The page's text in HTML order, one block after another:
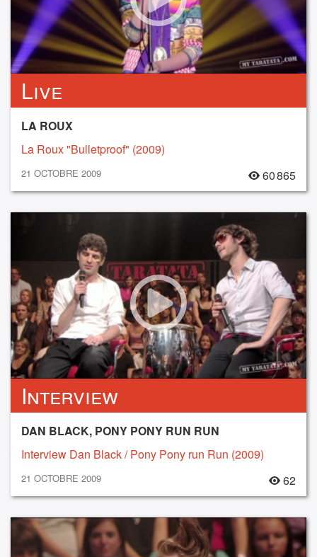
Live
LA ROUX
La Roux "Bulletproof" (2009)
21 OCTOBRE 2009 60 865
Interview
DAN BLACK, PONY PONY RUN RUN
Interview Dan Black / Pony Pony run Run (2009)
21 OCTOBRE 2009 62